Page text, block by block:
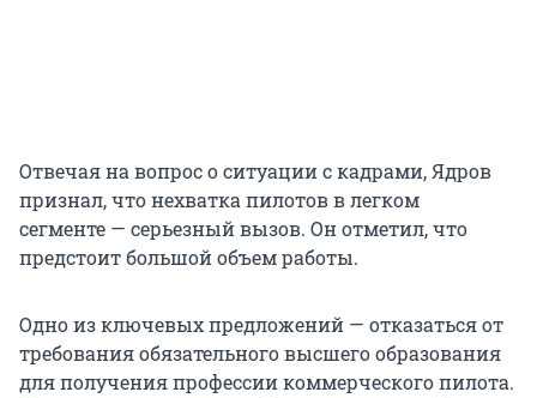
Отвечая на вопрос о ситуации с кадрами, Ядров
признал, что нехватка пилотов в легком
сегменте — серьезный вызов. Он отметил, что
предстоит большой объем работы.
Одно из ключевых предложений — отказаться от
требования обязательного высшего образования
для получения профессии коммерческого пилота.